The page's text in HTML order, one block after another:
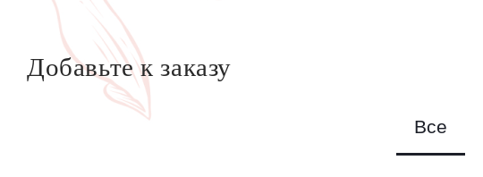
Добавьте к заказу
Все